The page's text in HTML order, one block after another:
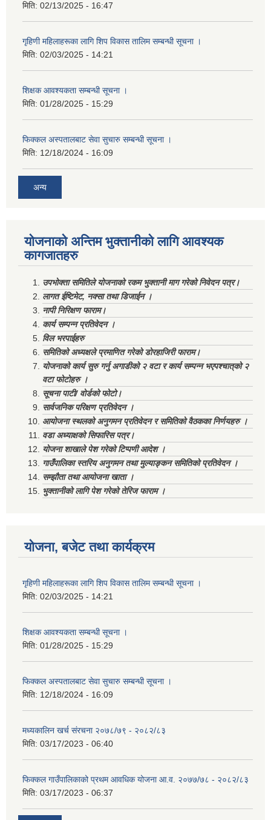
मिति: 02/13/2025 - 16:47
गृहिणी महिलाहरूका लागि शिप विकास तालिम सम्बन्धी सूचना ‌।
मिति: 02/03/2025 - 14:21
शिक्षक आवश्यकता सम्बन्धी सूचना ।
मिति: 01/28/2025 - 15:29
फिक्कल अस्पतालबाट सेवा सुचारु सम्बन्धी सूचना ।
मिति: 12/18/2024 - 16:09
अन्य
योजनाको अन्तिम भुक्तानीको लागि आवश्यक
कागजातहरु
उपभोक्ता समितिले योजनाको रकम भुक्तानी माग गरेको निवेदन पत्र।
लागत ईष्टिमेट, नक्सा तथा डिजाईन ।
नापी निरिक्षण फाराम।
कार्य सम्पन्न प्रतिवेदन ।
विल भरपाईहरु
समितिको अध्यक्षले प्रमाणित गरेको डोरहाजिरी फाराम।
योजनाको कार्य सुरु गर्नु अगाडीको २ वटा र कार्य सम्पन्न भएपश्चात्‌को २
वटा फोटोहरु ।
सूचना पाटी/ वोर्डको फोटो।
सार्वजनिक परिक्षण प्रतिवेदन ।
आयोजना स्थलको अनुगमन प्रतिवेदन र समितिको वैठकका निर्णयहरु ।
वडा अध्याक्षको सिफारिस पत्र।
योजना शाखाले पेश गरेको टिप्पणी आदेश ।
गाउँपालिका स्तरिय अनुगमन तथा मुल्याङ्कन समितिको प्रतिवेदन ।
सम्झौता तथा आयोजना खाता ।
भुक्तानीको लागि पेश गरेको तेरिज फाराम ।
योजना, बजेट तथा कार्यक्रम
गृहिणी महिलाहरूका लागि शिप विकास तालिम सम्बन्धी सूचना ‌।
मिति: 02/03/2025 - 14:21
शिक्षक आवश्यकता सम्बन्धी सूचना ।
मिति: 01/28/2025 - 15:29
फिक्कल अस्पतालबाट सेवा सुचारु सम्बन्धी सूचना ।
मिति: 12/18/2024 - 16:09
मध्यकालिन खर्च संरचना २०७८/७९ - २०८२/८३
मिति: 03/17/2023 - 06:40
फिक्कल गाउँपालिकाको प्रथम आवधिक योजना आ.व. २०७७/७८ - २०८२/८३
मिति: 03/17/2023 - 06:37